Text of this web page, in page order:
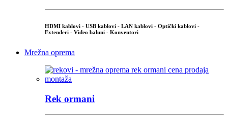
HDMI kablovi - USB kablovi - LAN kablovi - Optički kablovi -
Extenderi - Video baluni - Konventori
Mrežna oprema
Rek ormani